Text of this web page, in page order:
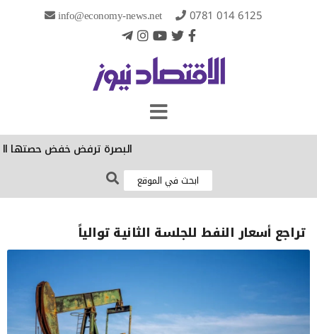
info@economy-news.net 0781 014 6125
البصرة ترفض خفض حصتها
تراجع أسعار النفط للجلسة الثانية توالياً